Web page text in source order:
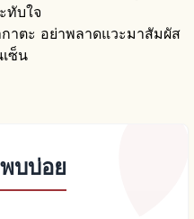
ทับใจ
าตะ อย่าพลาดแวะมาสัมผัส
ซ็น
บบ่อย